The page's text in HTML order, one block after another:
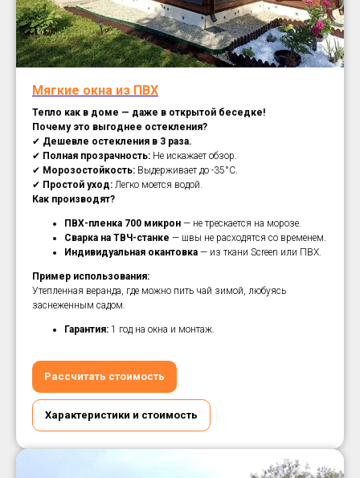
Мягкие окна из ПВХ
Тепло как в доме — даже в открытой беседке!
Почему это выгоднее остекления?
✔ Дешевле остекления в 3 раза.
✔ Полная прозрачность: Не искажает обзор.
✔ Морозостойкость: Выдерживает до -35°C.
✔ Простой уход: Легко моется водой.
Как производят?
ПВХ-пленка 700 микрон — не трескается на морозе.
Сварка на ТВЧ-станке — швы не расходятся со временем.
Индивидуальная окантовка — из ткани Screen или ПВХ.
Пример использования:
Утепленная веранда, где можно пить чай зимой, любуясь
заснеженным садом.
Гарантия: 1 год на окна и монтаж.
Рассчитать стоимость
Характеристики и стоимость